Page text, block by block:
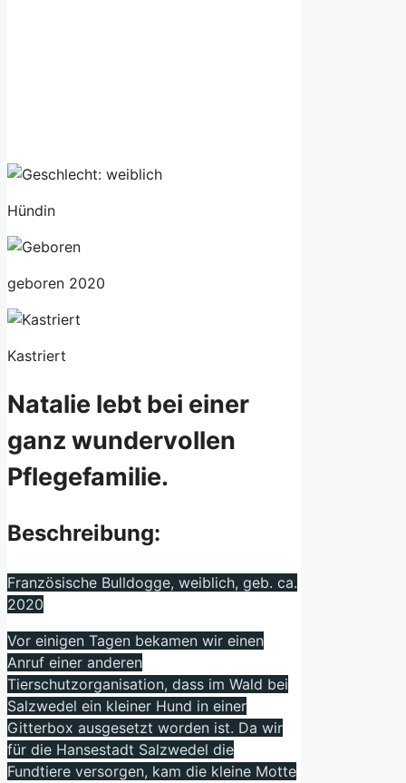
Hündin
geboren 2020
Kastriert
Natalie lebt bei einer
ganz wundervollen
Pflegefamilie.
Beschreibung:
Französische Bulldogge, weiblich, geb. ca.
2020
Vor einigen Tagen bekamen wir einen
Anruf einer anderen
Tierschutzorganisation, dass im Wald bei
Salzwedel ein kleiner Hund in einer
Gitterbox ausgesetzt worden ist. Da wir
für die Hansestadt Salzwedel die
Fundtiere versorgen, kam die kleine Motte